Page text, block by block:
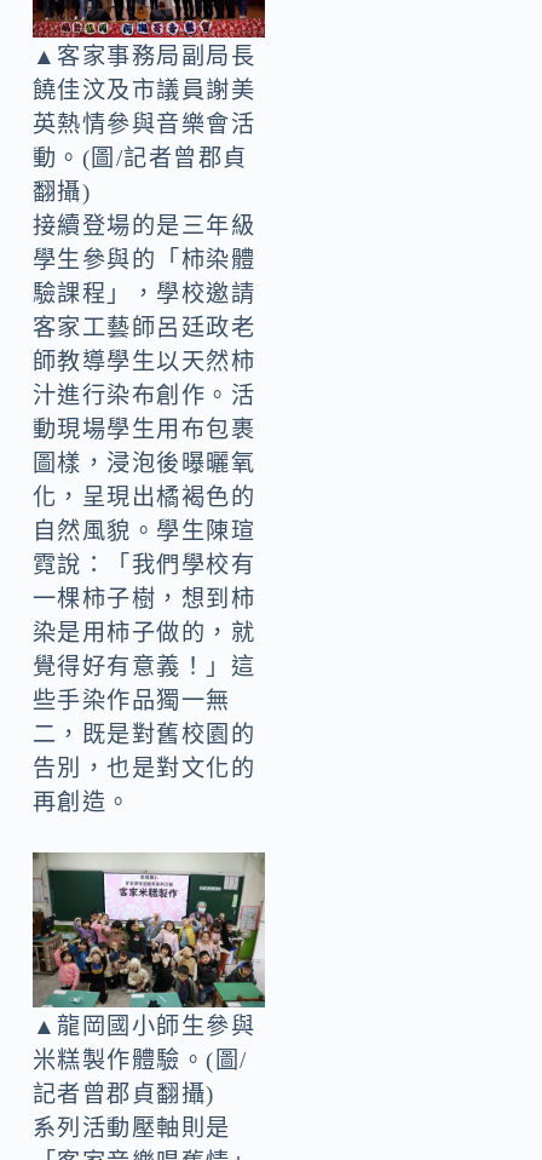
▲客家事務局副局長
饒佳汶及市議員謝美
英熱情參與音樂會活
動。(圖/記者曾郡貞
翻攝)
接續登場的是三年級
學生參與的「柿染體
驗課程」，學校邀請
客家工藝師呂廷政老
師教導學生以天然柿
汁進行染布創作。活
動現場學生用布包裹
圖樣，浸泡後曝曬氧
化，呈現出橘褐色的
自然風貌。學生陳瑄
霓說：「我們學校有
一棵柿子樹，想到柿
染是用柿子做的，就
覺得好有意義！」這
些手染作品獨一無
二，既是對舊校園的
告別，也是對文化的
再創造。
▲龍岡國小師生參與
米糕製作體驗。(圖/
記者曾郡貞翻攝)
系列活動壓軸則是